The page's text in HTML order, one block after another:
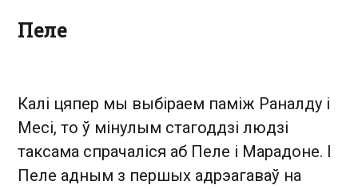
Пеле
Калі цяпер мы выбіраем паміж Раналду і
Месі, то ў мінулым стагоддзі людзі
таксама спрачаліся аб Пеле і Марадоне. І
Пеле адным з першых адрэагаваў на